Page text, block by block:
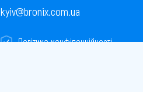
kyiv@bronix.com.ua
Політика конфіденційності